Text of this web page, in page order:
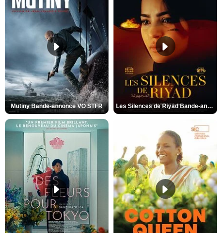
Mutiny Bande-annonce VO STFR Les Silences de Riyad Bande-annonce VO STFR